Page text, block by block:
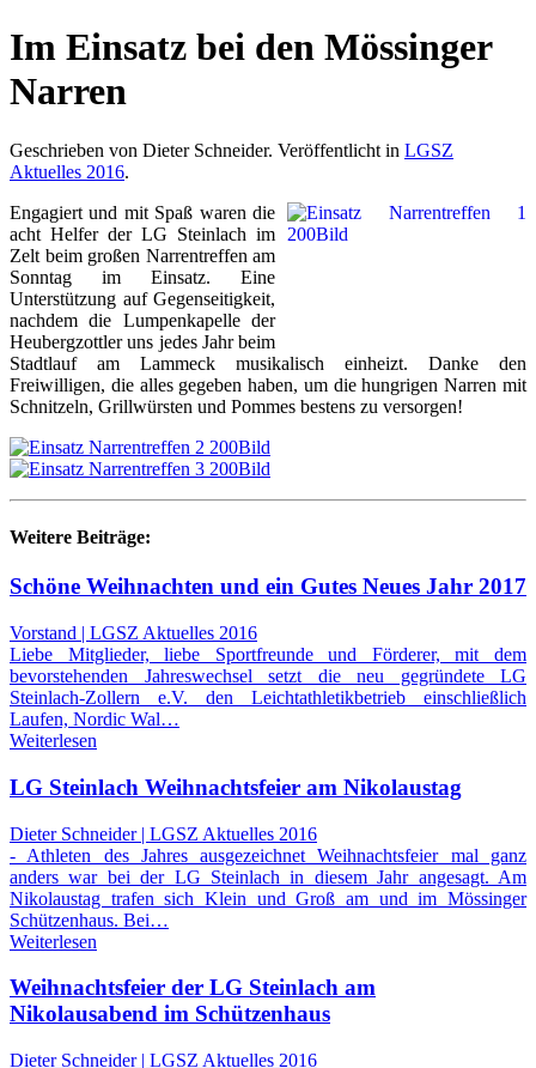
Im Einsatz bei den Mössinger
Narren
Geschrieben von Dieter Schneider. Veröffentlicht in LGSZ
Aktuelles 2016.
Engagiert und mit Spaß waren die
acht Helfer der LG Steinlach im
Zelt beim großen Narrentreffen am
Sonntag im Einsatz. Eine
Unterstützung auf Gegenseitigkeit,
nachdem die Lumpenkapelle der
Heubergzottler uns jedes Jahr beim
Stadtlauf am Lammeck musikalisch einheizt. Danke den
Freiwilligen, die alles gegeben haben, um die hungrigen Narren mit
Schnitzeln, Grillwürsten und Pommes bestens zu versorgen!
Weitere Beiträge:
Schöne Weihnachten und ein Gutes Neues Jahr 2017
Vorstand | LGSZ Aktuelles 2016
Liebe Mitglieder, liebe Sportfreunde und Förderer, mit dem
bevorstehenden Jahreswechsel setzt die neu gegründete LG
Steinlach-Zollern e.V. den Leichtathletikbetrieb einschließlich
Laufen, Nordic Wal…
Weiterlesen
LG Steinlach Weihnachtsfeier am Nikolaustag
Dieter Schneider | LGSZ Aktuelles 2016
- Athleten des Jahres ausgezeichnet Weihnachtsfeier mal ganz
anders war bei der LG Steinlach in diesem Jahr angesagt. Am
Nikolaustag trafen sich Klein und Groß am und im Mössinger
Schützenhaus. Bei…
Weiterlesen
Weihnachtsfeier der LG Steinlach am
Nikolausabend im Schützenhaus
Dieter Schneider | LGSZ Aktuelles 2016